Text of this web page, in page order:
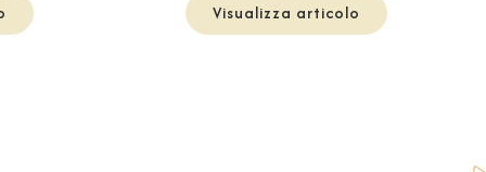
Visualizza articolo